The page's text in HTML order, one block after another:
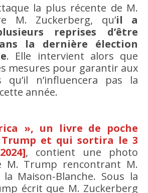
la plus récente de M.
M. Zuckerberg, qu’il a
reprises d’être
la dernière élection
. Elle intervient alors que
mesures pour garantir aux
qu’il n’influencera pas la
année.
», un livre de poche
et qui sortira le 3
, contient une photo
M. Trump rencontrant M.
Maison-Blanche. Sous la
écrit que M. Zuckerberg